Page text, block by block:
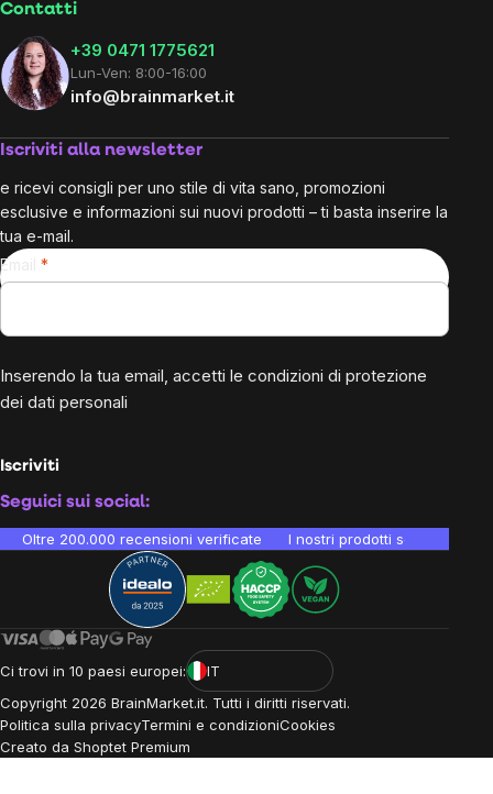
Contatti
+39 0471 1775621
Lun-Ven: 8:00-16:00
info@brainmarket.it
Iscriviti alla newsletter
e ricevi consigli per uno stile di vita sano, promozioni
esclusive e informazioni sui nuovi prodotti – ti basta inserire la
tua e-mail.
Email
Inserendo la tua email, accetti le condizioni di protezione
dei dati personali
Iscriviti
Seguici sui social:
Oltre 200.000 recensioni verificate I nostri prodotti sono testati
Ci trovi in 10 paesi europei:
IT
Copyright 2026 BrainMarket.it. Tutti i diritti riservati.
Politica sulla privacyTermini e condizioniCookies
Creato da Shoptet Premium